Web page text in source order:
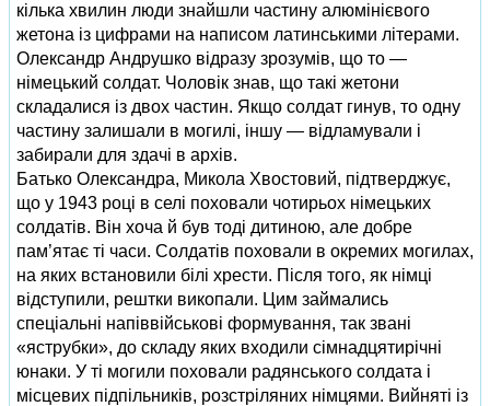
кілька хвилин люди знайшли частину алюмінієвого
жетона із цифрами на написом латинськими літерами.
Олександр Андрушко відразу зрозумів, що то —
німецький солдат. Чоловік знав, що такі жетони
складалися із двох частин. Якщо солдат гинув, то одну
частину залишали в могилі, іншу — відламували і
забирали для здачі в архів.
Батько Олександра, Микола Хвостовий, підтверджує,
що у 1943 році в селі поховали чотирьох німецьких
солдатів. Він хоча й був тоді дитиною, але добре
пам’ятає ті часи. Солдатів поховали в окремих могилах,
на яких встановили білі хрести. Після того, як німці
відступили, рештки викопали. Цим займались
спеціальні напіввійськові формування, так звані
«яструбки», до складу яких входили сімнадцятирічні
юнаки. У ті могили поховали радянського солдата і
місцевих підпільників, розстріляних німцями. Вийняті із